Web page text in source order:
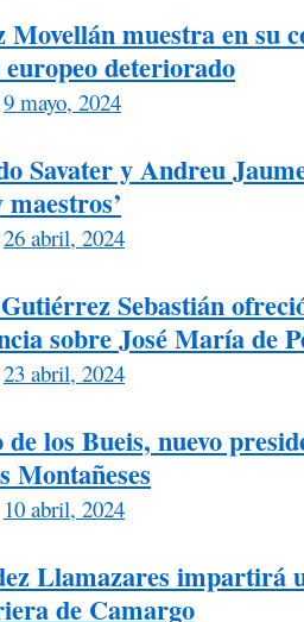
Movellán muestra en su
deteriorado
9 mayo, 2024
Savater y Andreu
maestros’
26 abril, 2024
Sebastián
sobre José María de
23 abril, 2024
los Bueis, nuevo
Montañeses
10 abril, 2024
Llamazares impartirá
de Camargo